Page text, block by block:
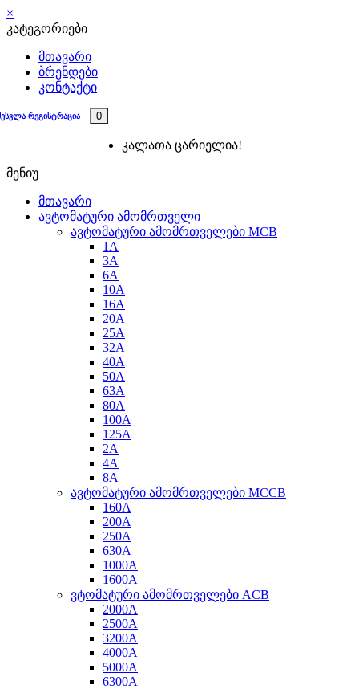
×
კატეგორიები
მთავარი
ბრენდები
კონტაქტი
რეგისტრაცია 0
კალათა ცარიელია!
მენიუ
მთავარი
ავტომატური ამომრთველი
ავტომატური ამომრთველები MCB
1A
3A
6A
10A
16A
20A
25А
32A
40A
50A
63A
80A
100A
125A
2A
4A
8A
ავტომატური ამომრთველები MCCB
160A
200A
250A
630A
1000A
1600A
ვტომატური ამომრთველები ACB
2000A
2500A
3200A
4000A
5000A
6300A